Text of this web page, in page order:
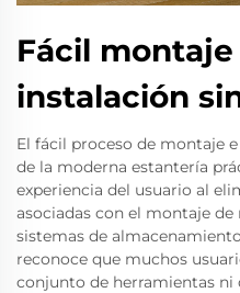
Fácil
instalación
El fácil proceso de montaje
de la moderna estantería
experiencia del usuario al
asociadas con el montaje
sistemas de
reconoce que muchos
conjunto de herramientas